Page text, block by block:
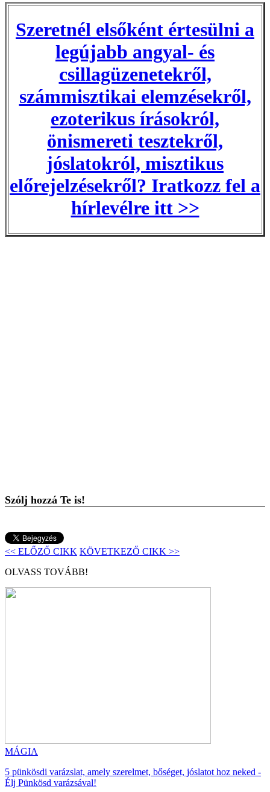
Szeretnél elsőként értesülni a
legújabb angyal- és
csillagüzenetekről,
számmisztikai elemzésekről,
ezoterikus írásokról,
önismereti tesztekről,
jóslatokról, misztikus
előrejelzésekről? Iratkozz fel a
hírlevélre itt >>
Szólj hozzá Te is!
<< ELŐZŐ CIKK KÖVETKEZŐ CIKK >>
OLVASS TOVÁBB!
MÁGIA
5 pünkösdi varázslat, amely szerelmet, bőséget, jóslatot hoz neked -
Élj Pünkösd varázsával!